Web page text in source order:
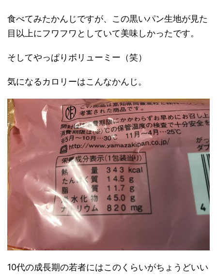
食べてみたかんじですが、この黒いパン生地が見た
目以上にフワフワとしていて美味しかったです。
そしてやっぱりボリューミー（笑）
気になるカロリーはこんなかんじ。
10代の成長期の若者にはこのくらいがちょうどいい